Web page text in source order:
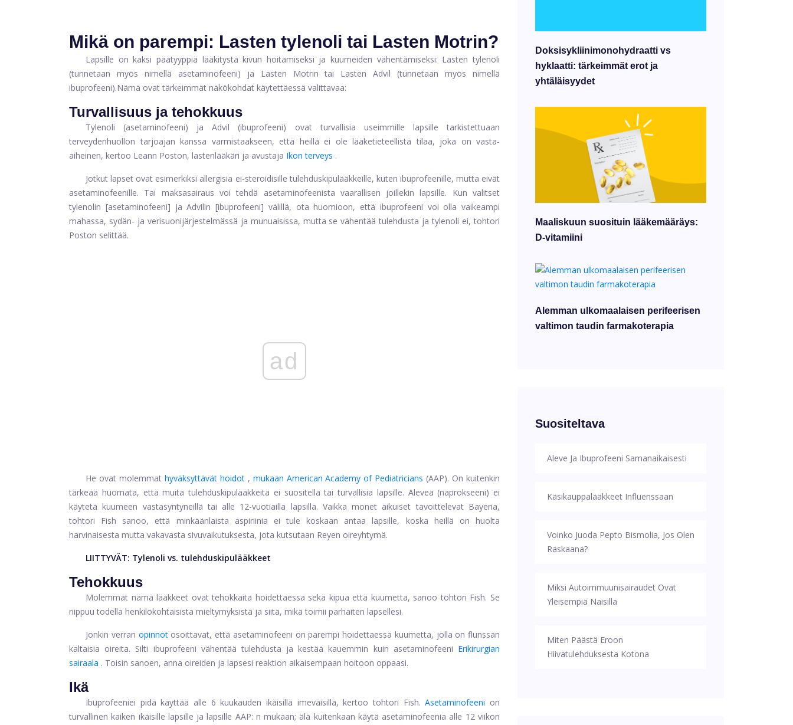
Mikä on parempi: Lasten tylenoli tai Lasten Motrin?
Lapsille on kaksi päätyyppiä lääkitystä kivun hoitamiseksi ja kuumeiden vähentämiseksi: Lasten tylenoli
(tunnetaan myös nimellä asetaminofeeni) ja
Lasten Motrin tai Lasten Advil
(tunnetaan myös nimellä
ibuprofeeni).Nämä ovat tärkeimmät näkökohdat käytettäessä valittavaa:
Turvallisuus ja tehokkuus
Tylenoli (asetaminofeeni) ja Advil (ibuprofeeni) ovat turvallisia useimmille lapsille tarkistettuaan
terveydenhuollon tarjoajan kanssa varmistaakseen, että heillä ei ole lääketieteellistä tilaa, joka on vasta-
aiheinen, kertoo Leann Poston, lastenlääkäri ja avustaja Ikon terveys .
Jotkut lapset ovat esimerkiksi allergisia ei-steroidisille tulehduskipulääkkeille, kuten ibuprofeenille, mutta eivät
asetaminofeenille. Tai maksasairaus voi tehdä asetaminofeenista vaarallisen joillekin lapsille. Kun valitset
tylenolin [asetaminofeeni] ja Advilin [ibuprofeeni] välillä, ota huomioon, että ibuprofeeni voi olla vaikeampi
mahassa, sydän- ja verisuonijärjestelmässä ja munuaisissa, mutta se vähentää tulehdusta ja tylenoli ei, tohtori
Poston selittää.
ad
He ovat molemmat hyväksyttävät hoidot , mukaan American Academy of Pediatricians (AAP). On kuitenkin
tärkeää huomata, että muita tulehduskipulääkkeitä ei suositella tai turvallisia lapsille. Alevea (naprokseeni) ei
käytetä kuumeen vastasyntyneillä tai alle 12-vuotiailla lapsilla. Vaikka monet aikuiset tavoittelevat Bayeria,
tohtori Fish sanoo, että minkäänlaista aspiriinia ei tule koskaan antaa lapsille, koska heillä on huolta
harvinaisesta mutta vakavasta sivuvaikutuksesta, jota kutsutaan Reyen oireyhtymä.
LIITTYVÄT: Tylenoli vs. tulehduskipulääkkeet
Tehokkuus
Molemmat nämä lääkkeet ovat tehokkaita hoidettaessa sekä kipua että kuumetta, sanoo tohtori Fish. Se
riippuu todella henkilökohtaisista mieltymyksistä ja siitä, mikä toimii parhaiten lapsellesi.
Jonkin verran opinnot osoittavat, että asetaminofeeni on parempi hoidettaessa kuumetta, jolla on flunssan
kaltaisia ​​oireita. Silti ibuprofeeni vähentää tulehdusta ja kestää kauemmin kuin asetaminofeeni Erikirurgian
sairaala . Toisin sanoen, anna oireiden ja lapsesi reaktion aikaisempaan hoitoon oppaasi.
Ikä
Ibuprofeeniei pidä käyttää alle 6 kuukauden ikäisillä imeväisillä, kertoo tohtori Fish. Asetaminofeeni on
turvallinen kaiken ikäisille lapsille ja lapsille AAP: n mukaan; älä kuitenkaan käytä asetaminofeenia alle 12 viikon
Doksisykliinimonohydraatti vs
hyklaatti: tärkeimmät erot ja
yhtäläisyydet
Maaliskuun suosituin lääkemääräys:
D-vitamiini
Alemman ulkomaalaisen perifeerisen
valtimon taudin farmakoterapia
Suositeltava
Aleve Ja Ibuprofeeni Samanaikaisesti
Käsikauppalääkkeet Influenssaan
Voinko Juoda Pepto Bismolia, Jos Olen
Raskaana?
Miksi Autoimmuunisairaudet Ovat
Yleisempiä Naisilla
Miten Päästä Eroon
Hiivatulehduksesta Kotona